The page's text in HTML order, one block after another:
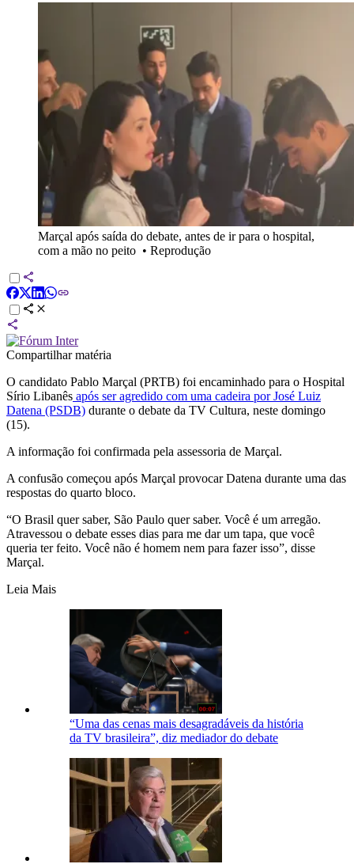
Marçal após saída do debate, antes de ir para o hospital,
com a mão no peito • Reprodução
Compartilhar matéria
O candidato Pablo Marçal (PRTB) foi encaminhado para o Hospital
Sírio Libanês após ser agredido com uma cadeira por José Luiz
Datena (PSDB) durante o debate da TV Cultura, neste domingo
(15).
A informação foi confirmada pela assessoria de Marçal.
A confusão começou após Marçal provocar Datena durante uma das
respostas do quarto bloco.
“O Brasil quer saber, São Paulo quer saber. Você é um arregão.
Atravessou o debate esses dias para me dar um tapa, que você
queria ter feito. Você não é homem nem para fazer isso”, disse
Marçal.
Leia Mais
“Uma das cenas mais desagradáveis da história
da TV brasileira”, diz mediador do debate